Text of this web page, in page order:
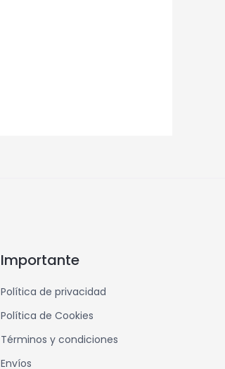
Importante
Política de privacidad
Política de Cookies
Términos y condiciones
Envíos